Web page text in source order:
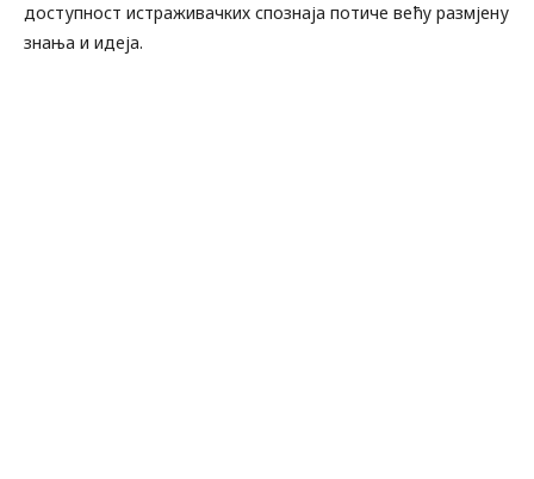
доступност истраживачких спознаја потиче већу размјену
знања и идеја.